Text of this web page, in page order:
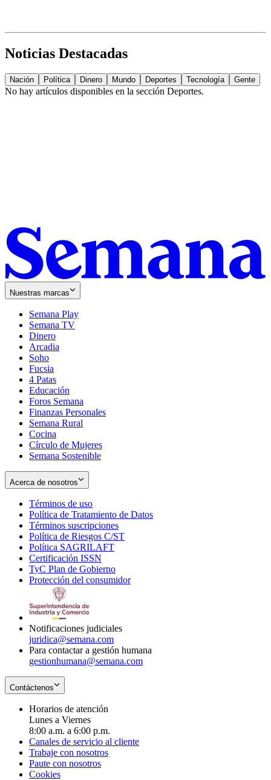
Noticias Destacadas
Nación Política Dinero Mundo Deportes Tecnología Gente
No hay artículos disponibles en la sección Deportes.
Nuestras marcas
Semana Play
Semana TV
Dinero
Arcadia
Soho
in
new
window
Fucsia
in
new
window
4 Patas
Educación
Foros Semana
Finanzas Personales
Semana Rural
Cocina
Círculo de Mujeres
Semana Sostenible
Acerca de nosotros
Términos de uso
in
new
window
Política de Tratamiento de Datos
Términos suscripciones
in
Política de Riesgos C/ST
Política SAGRILAFT
new
window
Certificación ISSN
in
new
TyC Plan de Gobierno
in
Protección del consumidorOpens
Notificaciones judiciales
juridica@semana.com
Para contactar a gestión humana
gestionhumana@semana.com
Contáctenos
Horarios de atención
Lunes a Viernes
8:00 a.m. a 6:00 p.m.
Canales de servicio al cliente
Trabaje con nosotros
Paute con nosotros
Cookies